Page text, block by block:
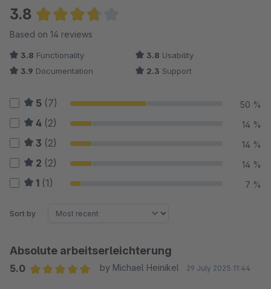
3.8
Average rating of 3.82 out of 5 stars
Based on 14 reviews
3.8 Functionality 3.8 Usability
3.9 Documentation 2.3 Support
5 (7) 50 %
4 (2) 14 %
3 (2) 14 %
2 (2) 14 %
1 (1) 7 %
Sort by
Absolute arbeitserleichterung
5.0
by Michael Heinikel 29 July 2025 11:44